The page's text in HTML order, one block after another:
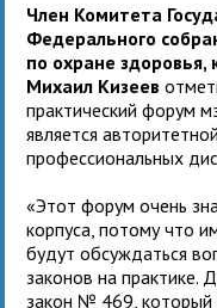
Член Комитета
Федерального
по охране
Михаил Кизеев
практический форум
является
профессиональных
«Этот форум очень
корпуса, потому что
будут обсуждаться
законов на практике.
закон № 469, который